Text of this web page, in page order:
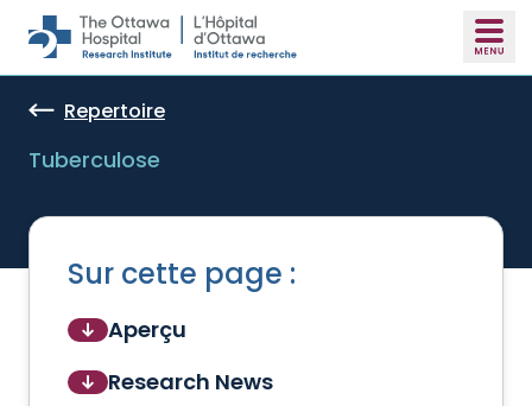
Skip to main content
Repertoire
Tuberculose
Sur cette page :
Aperçu
Research News